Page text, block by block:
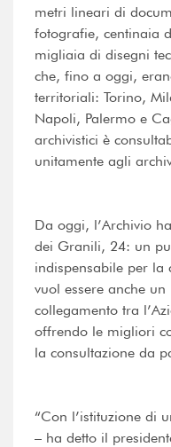
metri lineari di
fotografie, centinaia
migliaia di disegni
che, fino a oggi,
territoriali: Torino,
Napoli, Palermo e
archivistici è
unitamente agli
Da oggi, l’Archivio
dei Granili, 24: un
indispensabile per la
vuol essere anche
collegamento tra
offrendo le migliori
la consultazione da
“Con l’istituzione di
– ha detto il